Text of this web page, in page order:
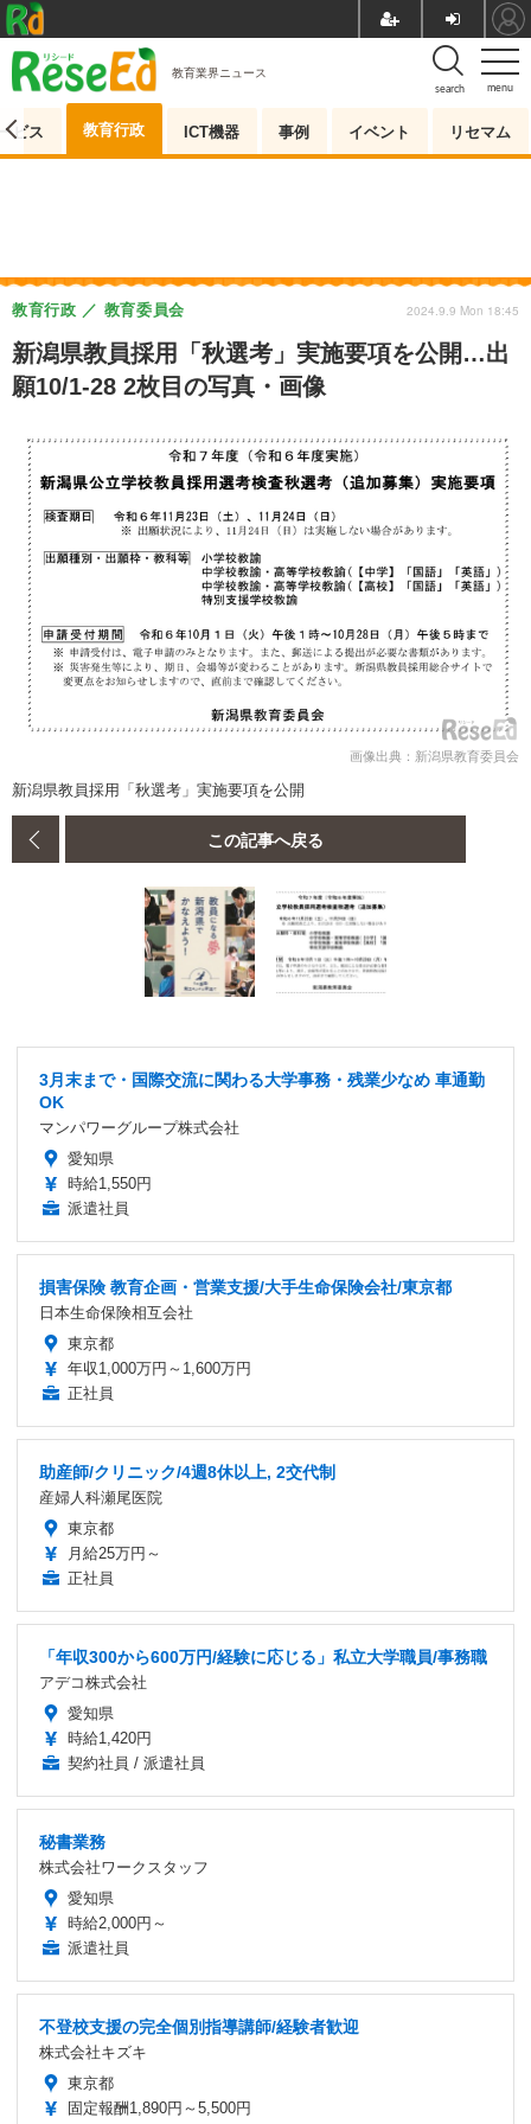
menu
search
教育業界ニュース
ビス 教育行政 ICT機器 事例 イベント リセマム
新潟県教員採用「秋選考」実施要項を公開…出
願10/1-28 2枚目の写真・画像
教育行政 教育委員会 2024.9.9 Mon 18:45
画像出典：新潟県教育委員会
新潟県教員採用「秋選考」実施要項を公開
この記事へ戻る
3月末まで・国際交流に関わる大学事務・残業少なめ 車通勤
OK
マンパワーグループ株式会社
愛知県
時給1,550円
派遣社員
損害保険 教育企画・営業支援/大手生命保険会社/東京都
日本生命保険相互会社
東京都
年収1,000万円～1,600万円
正社員
助産師/クリニック/4週8休以上, 2交代制
産婦人科瀬尾医院
東京都
月給25万円～
正社員
「年収300から600万円/経験に応じる」私立大学職員/事務職
アデコ株式会社
愛知県
時給1,420円
契約社員 / 派遣社員
秘書業務
株式会社ワークスタッフ
愛知県
時給2,000円～
派遣社員
不登校支援の完全個別指導講師/経験者歓迎
株式会社キズキ
東京都
固定報酬1,890円～5,500円